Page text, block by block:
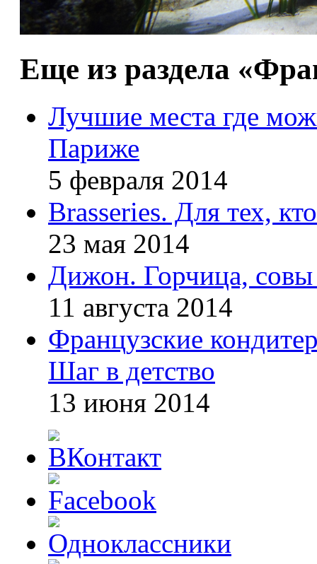
Еще из раздела
Лучшие места где
Париже
5 февраля 2014
Brasseries. Для тех,
23 мая 2014
Дижон. Горчица, совы
11 августа 2014
Французские
Шаг в детство
13 июня 2014